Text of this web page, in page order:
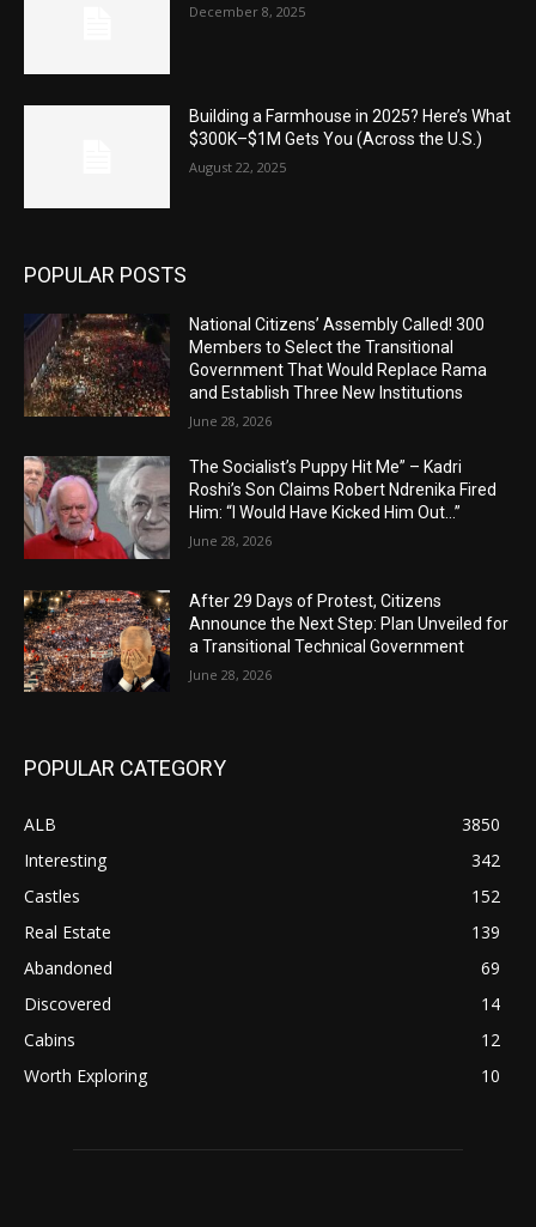
December 8, 2025
Building a Farmhouse in 2025? Here’s What
$300K–$1M Gets You (Across the U.S.)
August 22, 2025
POPULAR POSTS
National Citizens’ Assembly Called! 300
Members to Select the Transitional
Government That Would Replace Rama
and Establish Three New Institutions
June 28, 2026
The Socialist’s Puppy Hit Me” – Kadri
Roshi’s Son Claims Robert Ndrenika Fired
Him: “I Would Have Kicked Him Out…”
June 28, 2026
After 29 Days of Protest, Citizens
Announce the Next Step: Plan Unveiled for
a Transitional Technical Government
June 28, 2026
POPULAR CATEGORY
ALB
3850
Interesting
342
Castles
152
Real Estate
139
Abandoned
69
Discovered
14
Cabins
12
Worth Exploring
10